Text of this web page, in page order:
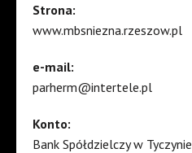
Strona:
www.mbsniezna.rzeszow.pl
e-mail:
parherm@intertele.pl
Konto:
Bank Spółdzielczy w Tyczynie